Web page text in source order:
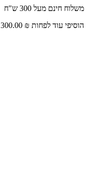
דלג
משלוח חינם מעל 300 ש"ח
הוסיפי עוד לפחות
300.00 ₪